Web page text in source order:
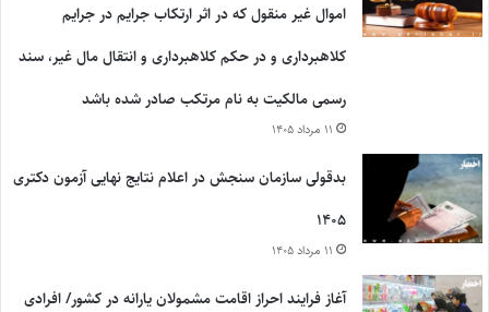
اموال غیر منقول که در اثر ارتکاب جرایم در جرایم
کلاهبرداری و در حکم کلاهبرداری و انتقال مال غیر، سند
رسمی مالکیت به نام مرتکب صادر شده باشد
۱۱ مرداد ۱۴۰۵
بدقولی سازمان سنجش در اعلام نتایج نهایی آزمون دکتری
۱۴۰۵
۱۱ مرداد ۱۴۰۵
آغاز فرایند احراز اقامت مشمولان یارانه در کشور/ افرادی